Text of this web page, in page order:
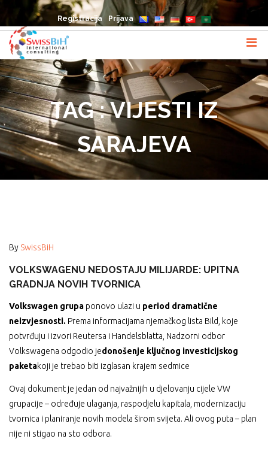
Registracija Prijava
TAG : VIJESTI IZ
SARAJEVA
By SwissBiH
VOLKSWAGENU NEDOSTAJU MILIJARDE: UPITNA
GRADNJA NOVIH TVORNICA
Volkswagen grupa ponovo ulazi u period dramatične
neizvjesnosti. Prema informacijama njemačkog lista Bild, koje
potvrđuju i izvori Reutersa i Handelsblatta, Nadzorni odbor
Volkswagena odgodio jedonošenje ključnog investicijskog
paketakoji je trebao biti izglasan krajem sedmice
Ovaj dokument je jedan od najvažnijih u djelovanju cijele VW
grupacije – određuje ulaganja, raspodjelu kapitala, modernizaciju
tvornica i planiranje novih modela širom svijeta. Ali ovog puta – plan
nije ni stigao na sto odbora.